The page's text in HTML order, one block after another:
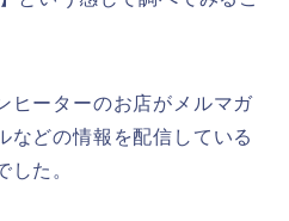
ヒーターのお店がメルマガ
などの情報を配信している
した。